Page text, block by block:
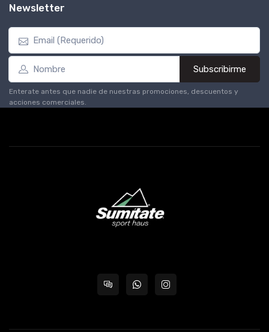
Newsletter
Subscribirme
Enterate antes que nadie de nuestras promociones, descuentos y
acciones comerciales.